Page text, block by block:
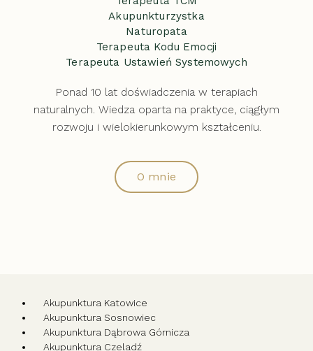
Akupunkturzystka
Naturopata
Terapeuta Kodu Emocji
Terapeuta Ustawień Systemowych
Ponad 10 lat doświadczenia w terapiach
naturalnych. Wiedza oparta na praktyce, ciągłym
rozwoju i wielokierunkowym kształceniu.
O mnie
Akupunktura Katowice
Akupunktura Sosnowiec
Akupunktura Dąbrowa Górnicza
Akupunktura Czeladź